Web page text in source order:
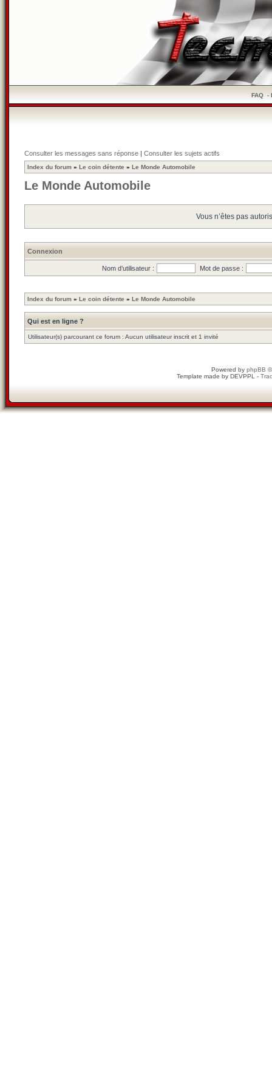
FAQ-
Consulter les messages sans réponse | Consulter les sujets actifs
Index du forum » Le coin détente » Le Monde Automobile
Le Monde Automobile
Vous n’êtes pas
Connexion
Nom d’utilisateur : Mot de passe :
Index du forum » Le coin détente » Le Monde Automobile
Qui est en ligne ?
Utilisateur(s) parcourant ce forum : Aucun utilisateur inscrit et 1 invité
Powered by phpBB
Template made by DEVPPL -